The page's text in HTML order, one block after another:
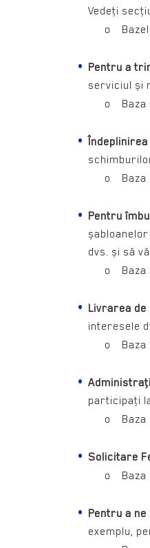
Vedeţi
o Bazele
Pentru a
serviciul și
o Baza
o Baza
Pentru
dvs. și să
o Baza
Livrarea
interesele
o Baza
participaţi
o Baza
Solicitare
o Baza
Pentru a
exemplu,